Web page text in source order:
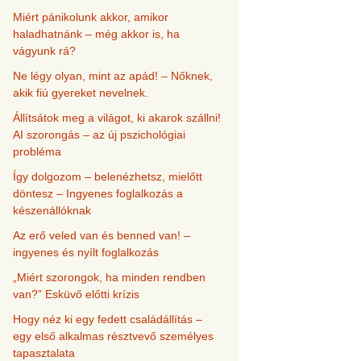
Miért pánikolunk akkor, amikor
haladhatnánk – még akkor is, ha
vágyunk rá?
Ne légy olyan, mint az apád! – Nőknek,
akik fiú gyereket nevelnek.
Állítsátok meg a világot, ki akarok szállni!
AI szorongás – az új pszichológiai
probléma
Így dolgozom – belenézhetsz, mielőtt
döntesz – Ingyenes foglalkozás a
készenállóknak
Az erő veled van és benned van! –
ingyenes és nyílt foglalkozás
„Miért szorongok, ha minden rendben
van?” Esküvő előtti krízis
Hogy néz ki egy fedett családállítás –
egy első alkalmas résztvevő személyes
tapasztalata